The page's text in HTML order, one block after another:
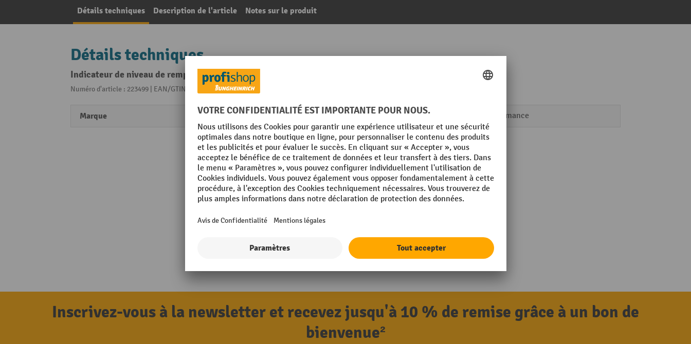
Détails techniques Description de l'article Notes sur le produit
Détails techniques
Indicateur de niveau de remplissage du fût Justrite, en PE
Numéro d'article : 223499 | EAN/GTIN: 0697841001886De la catégorie :
Marque Justrite® Rubrique Performance
Inscrivez-vous à la newsletter et recevez jusqu'à 10 % de remise grâce à un bon de
bienvenue²